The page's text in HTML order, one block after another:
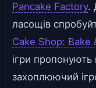
Pancake Factory.
ласощів
Cake Shop: Bake
ігри
захоплюючий